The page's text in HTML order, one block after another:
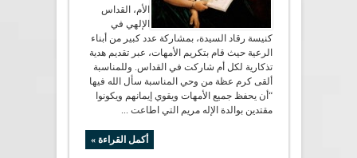
الأم، القداس
الإلهي في
كنيسة رقاد السيدة، بمشاركة عدد كبير من أبناء
الرعية حيث قام بتكريم الأمهات، عبر تقديم هدية
تذكارية لكل أم شاركت في القداس. وللمناسبة
ألقى كرم عظة من وحي المناسبة سأل الله فيها
“أن يحفظ جميع الأمهات ويقوي إيمانهم ويكونوا
مقتدين بوالدة الإله مريم التي اطاعت ...
أكمل القراءة »